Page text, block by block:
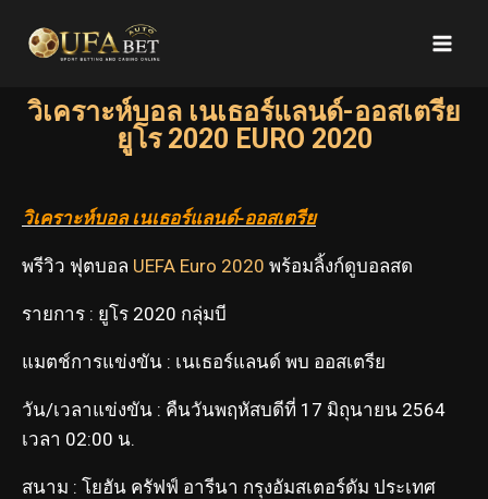
วิเคราะห์บอล เนเธอร์แลนด์-ออสเตรีย
ยูโร 2020 EURO 2020
วิเคราะห์บอล เนเธอร์แลนด์-ออสเตรีย
พรีวิว ฟุตบอล UEFA Euro 2020 พร้อมลิ้งก์ดูบอลสด
รายการ : ยูโร 2020 กลุ่มบี
แมตช์การแข่งขัน : เนเธอร์แลนด์ พบ ออสเตรีย
วัน/เวลาแข่งขัน : คืนวันพฤหัสบดีที่ 17 มิถุนายน 2564
เวลา 02:00 น.
สนาม : โยฮัน ครัฟฟ์ อารีนา กรุงอัมสเตอร์ดัม ประเทศ